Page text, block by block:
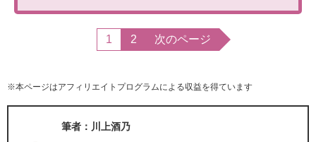
1 2 次のページ
※本ページはアフィリエイトプログラムによる収益を得ています
筆者：川上酒乃